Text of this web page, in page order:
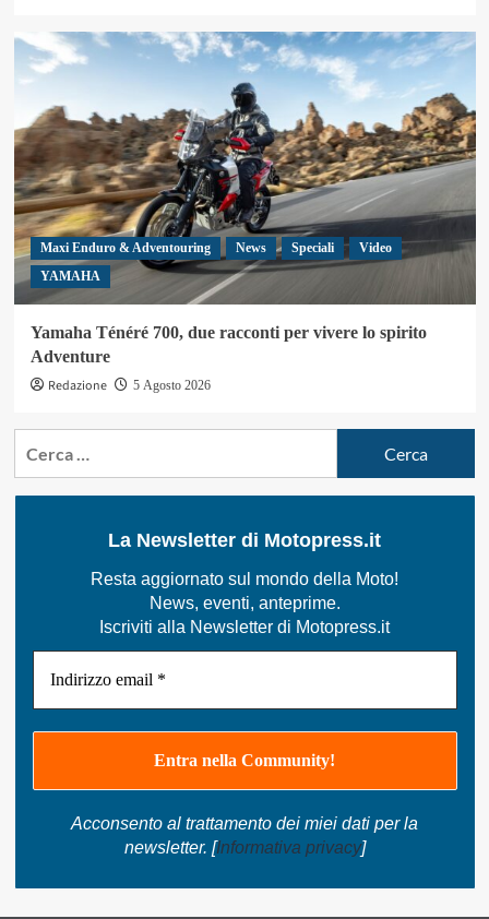
Maxi Enduro & Adventouring News Speciali
Video
YAMAHA
Yamaha Ténéré 700, due racconti per vivere lo spirito
Adventure
Redazione
5 Agosto 2026
La Newsletter di Motopress.it
Resta aggiornato sul mondo della Moto!
News, eventi, anteprime.
Iscriviti alla Newsletter di Motopress.it
Acconsento al trattamento dei miei dati per la
newsletter. [Informativa privacy]